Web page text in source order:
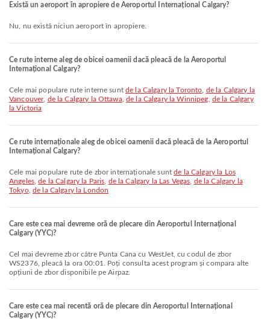
Există un aeroport în apropiere de Aeroportul Internațional Calgary?
Nu, nu există niciun aeroport în apropiere.
Ce rute interne aleg de obicei oamenii dacă pleacă de la Aeroportul
Internațional Calgary?
Cele mai populare rute interne suntde la Calgary la Toronto de la Calgary la
Vancouver, de la Calgary la Ottawa,de la Calgary la Winnipeg de la Calgary
la Victoria
Ce rute internaționale aleg de obicei oamenii dacă pleacă de la Aeroportul
Internațional Calgary?
Cele mai populare rute de zbor internaționale suntde la Calgary la Los
Angeles,de la Calgary la Paris de la Calgary la Las Vegas de la Calgary la
Tokyo, de la Calgary la London
Care este cea mai devreme oră de plecare din Aeroportul Internațional
Calgary (YYC)?
Cel mai devreme zbor către Punta Cana cu WestJet, cu codul de zbor
WS2376, pleacă la ora 00:01. Poți consulta acest program și compara alte
opțiuni de zbor disponibile pe Airpaz.
Care este cea mai recentă oră de plecare din Aeroportul Internațional
Calgary (YYC)?